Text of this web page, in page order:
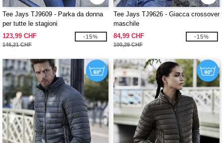
Tee Jays TJ9609 - Parka da donna
per tutte le stagioni
123,99 CHF
146,21 CHF
-15%
Tee Jays TJ9626 - Giacca crossover
maschile
84,99 CHF
100,29 CHF
-15%